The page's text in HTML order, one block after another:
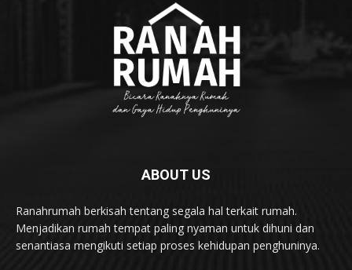
ABOUT US
Ranahrumah berkisah tentang segala hal terkait rumah.
Menjadikan rumah tempat paling nyaman untuk dihuni dan
senantiasa mengikuti setiap proses kehidupan penghuninya.